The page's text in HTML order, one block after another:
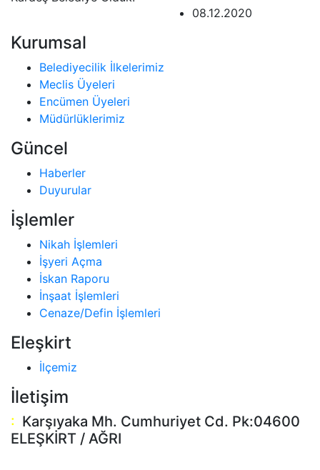
08.12.2020
Kurumsal
Belediyecilik İlkelerimiz
Meclis Üyeleri
Encümen Üyeleri
Müdürlüklerimiz
Güncel
Haberler
Duyurular
İşlemler
Nikah İşlemleri
İşyeri Açma
İskan Raporu
İnşaat İşlemleri
Cenaze/Defin İşlemleri
Eleşkirt
İlçemiz
İletişim
: Karşıyaka Mh. Cumhuriyet Cd. Pk:04600
ELEŞKİRT / AĞRI